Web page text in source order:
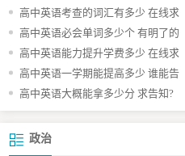
高中英语考查的词汇有多少 在线求
高中英语必会单词多少个 有明了的
高中英语能力提升学费多少 在线求
高中英语一学期能提高多少 谁能告
高中英语大概能拿多少分 求告知?
政治